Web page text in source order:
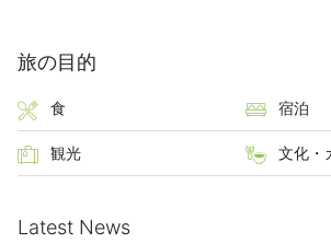
旅の目的
食 宿泊
観光 文化・
Latest News